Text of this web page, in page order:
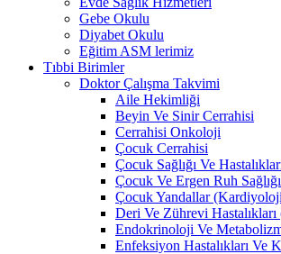
Gebe Okulu
Diyabet Okulu
Eğitim ASM lerimiz
Tıbbi Birimler
Doktor Çalışma Takvimi
Aile Hekimliği
Beyin Ve Sinir Cerrahisi
Cerrahisi Onkoloji
Çocuk Cerrahisi
Çocuk Sağlığı Ve
Çocuk Ve Ergen Ruh
Çocuk Yandallar
Deri Ve Zührevi
Endokrinoloji Ve
Enfeksiyon Hastalıkları